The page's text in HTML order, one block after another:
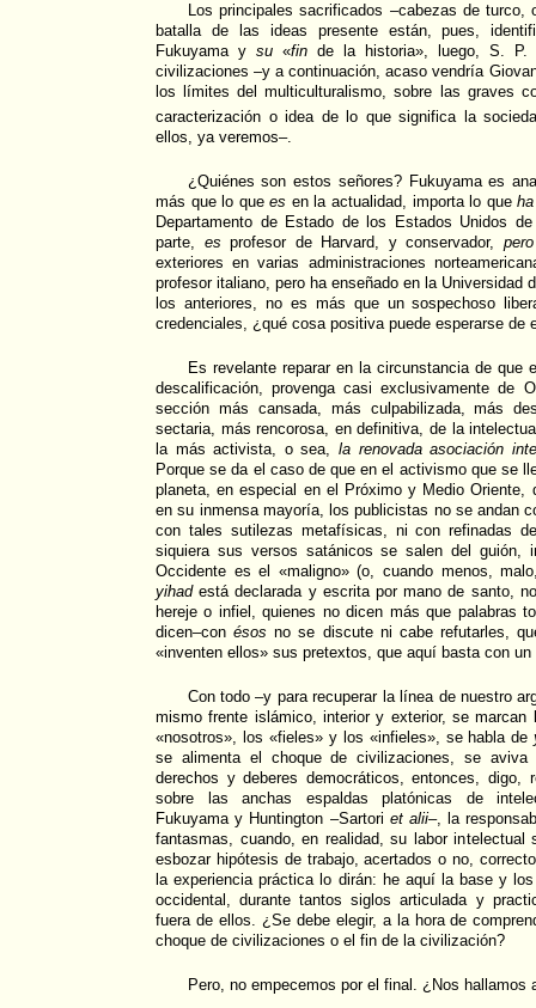
Los principales sacrificados –cabezas de
batalla de las ideas presente están, pues,
Fukuyama y su «fin de la historia», luego, S.
civilizaciones –y a continuación, acaso vendría
los límites del multiculturalismo, sobre las graves
caracterización o idea de lo que significa la
ellos, ya veremos–.
¿Quiénes son estos señores? Fukuyama es
más que lo quees en la actualidad, importa lo que
Departamento de Estado de los Estados Unidos
parte, es profesor de Harvard, y conservador,
exteriores en varias administraciones
profesor italiano, pero ha enseñado en la Universidad
los anteriores, no es más que un sospechoso
credenciales, ¿qué cosa positiva puede esperarse de
Es revelante reparar en la circunstancia de
descalificación, provenga casi exclusivamente de
sección más cansada, más culpabilizada, más
sectaria, más rencorosa, en definitiva, de la
la más activista, o sea, la renovada asociación
Porque se da el caso de que en el activismo que se
planeta, en especial en el Próximo y Medio Oriente,
en su inmensa mayoría, los publicistas no se andan
con tales sutilezas metafísicas, ni con refinadas
siquiera sus versos satánicos se salen del guión,
Occidente es el «maligno» (o, cuando menos,
yihadestá declarada y escrita por mano de santo,
hereje o infiel, quienes no dicen más que palabras
dicen–con ésos no se discute ni cabe refutarles,
«inventen ellos» sus pretextos, que aquí basta con
Con todo –y para recuperar la línea de nuestro
mismo frente islámico, interior y exterior, se
«nosotros», los «fieles» y los «infieles», se habla de
se alimenta el choque de civilizaciones, se
derechos y deberes democráticos, entonces, digo,
sobre las anchas espaldas platónicas de
Fukuyama y Huntington –Sartori et alii–, la
fantasmas, cuando, en realidad, su labor
esbozar hipótesis de trabajo, acertados o no,
la experiencia práctica lo dirán: he aquí la base y
occidental, durante tantos siglos articulada y
fuera de ellos. ¿Se debe elegir, a la hora de
choque de civilizaciones o el fin de la civilización?
Pero, no empecemos por el final. ¿Nos hallamos